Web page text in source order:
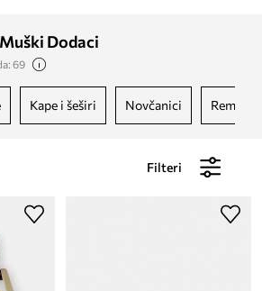
Dodaci
69
kape i šeširi novčanici remeni
Filteri